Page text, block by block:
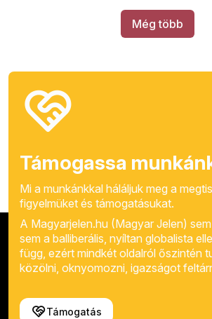
Még több
Támogassa
Mi a munkánkkal háláljuk meg a
figyelmüket és támogatásukat.
A Magyarjelen.hu (Magyar Jelen)
sem a balliberális, nyíltan globalista
függ, ezért mindkét oldalról őszintén
közölni, oknyomozni, igazságot
Támogatás